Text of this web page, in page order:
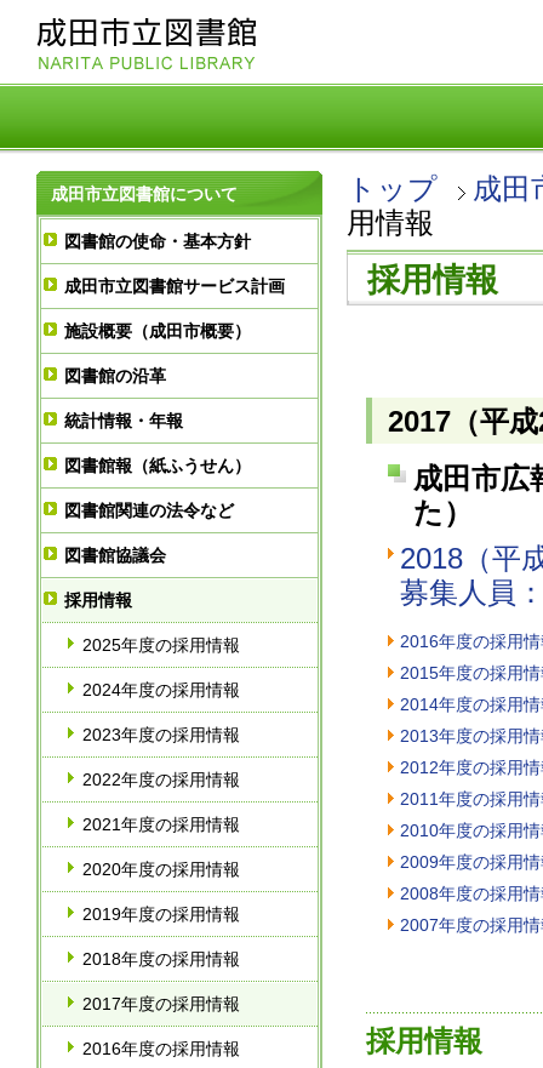
成田市立図書館について
図書館の使命・基本方針
成田市立図書館サービス計画
施設概要（成田市概要）
図書館の沿革
統計情報・年報
図書館報（紙ふうせん）
図書館関連の法令など
図書館協議会
採用情報
2025年度の採用情報
2024年度の採用情報
2023年度の採用情報
2022年度の採用情報
2021年度の採用情報
2020年度の採用情報
2019年度の採用情報
2018年度の採用情報
2017年度の採用情報
2016年度の採用情報
トップ
成田
用情報
採用情報
2017（平
成田市広
た）
2018（平
募集人員
2016年度の採用
2015年度の採用
2014年度の採用
2013年度の採用
2012年度の採用
2011年度の採用
2010年度の採用
2009年度の採用
2008年度の採用
2007年度の採用
採用情報